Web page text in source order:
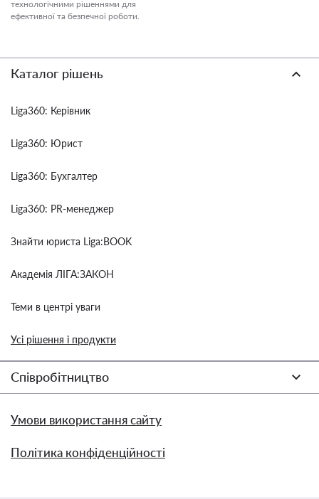
технологічними рішеннями для
ефективної та безпечної роботи.
Каталог рішень
Liga360: Керівник
Liga360: Юрист
Liga360: Бухгалтер
Liga360: PR-менеджер
Знайти юриста Liga:BOOK
Академія ЛІГА:ЗАКОН
Теми в центрі уваги
Усі рішення і продукти
Співробітництво
Умови використання сайту
Політика конфіденційності